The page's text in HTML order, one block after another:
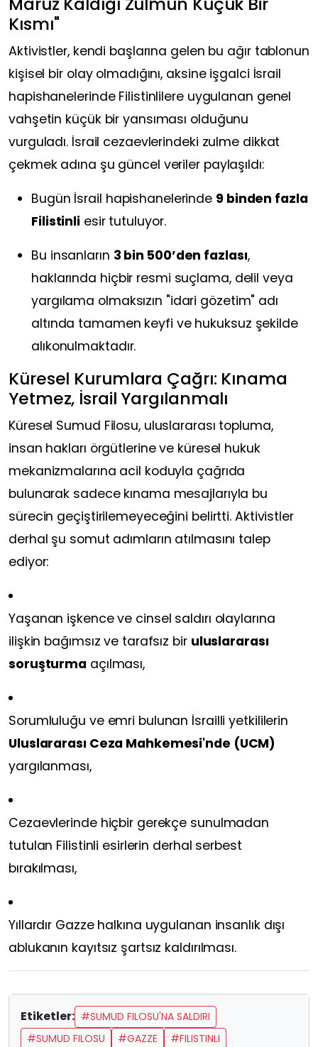
Kısmı"
Aktivistler, kendi başlarına gelen bu ağır tablonun
kişisel bir olay olmadığını, aksine işgalci İsrail
hapishanelerinde Filistinlilere uygulanan genel
vahşetin küçük bir yansıması olduğunu
vurguladı. İsrail cezaevlerindeki zulme dikkat
çekmek adına şu güncel veriler paylaşıldı:
Bugün İsrail hapishanelerinde 9 binden fazla
Filistinli esir tutuluyor.
Bu insanların 3 bin 500’den fazlası,
haklarında hiçbir resmi suçlama, delil veya
yargılama olmaksızın "idari gözetim" adı
altında tamamen keyfi ve hukuksuz şekilde
alıkonulmaktadır.
Küresel Kurumlara Çağrı: Kınama
Yetmez, İsrail Yargılanmalı
Küresel Sumud Filosu, uluslararası topluma,
insan hakları örgütlerine ve küresel hukuk
mekanizmalarına acil koduyla çağrıda
bulunarak sadece kınama mesajlarıyla bu
sürecin geçiştirilemeyeceğini belirtti. Aktivistler
derhal şu somut adımların atılmasını talep
ediyor:
Yaşanan işkence ve cinsel saldırı olaylarına
ilişkin bağımsız ve tarafsız bir uluslararası
soruşturma açılması,
Sorumluluğu ve emri bulunan İsrailli yetkililerin
Uluslararası Ceza Mahkemesi'nde (UCM)
yargılanması,
Cezaevlerinde hiçbir gerekçe sunulmadan
tutulan Filistinli esirlerin derhal serbest
bırakılması,
Yıllardır Gazze halkına uygulanan insanlık dışı
ablukanın kayıtsız şartsız kaldırılması.
Etiketler: #SUMUD FILOSU'NA SALDIRI
#SUMUD FILOSU
#GAZZE
#FILISTINLI